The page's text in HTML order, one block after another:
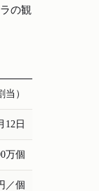
の観
）
12日
万個
／個